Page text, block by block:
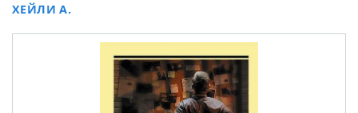
ХЕЙЛИ А.